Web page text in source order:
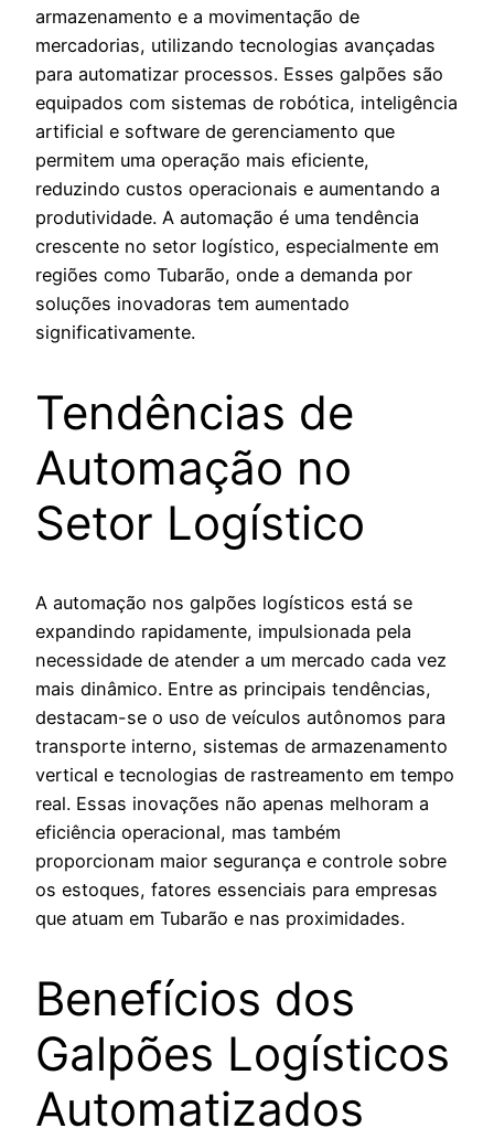
armazenamento e a movimentação de
mercadorias, utilizando tecnologias avançadas
para automatizar processos. Esses galpões são
equipados com sistemas de robótica, inteligência
artificial e software de gerenciamento que
permitem uma operação mais eficiente,
reduzindo custos operacionais e aumentando a
produtividade. A automação é uma tendência
crescente no setor logístico, especialmente em
regiões como Tubarão, onde a demanda por
soluções inovadoras tem aumentado
significativamente.
Tendências de
Automação no
Setor Logístico
A automação nos galpões logísticos está se
expandindo rapidamente, impulsionada pela
necessidade de atender a um mercado cada vez
mais dinâmico. Entre as principais tendências,
destacam-se o uso de veículos autônomos para
transporte interno, sistemas de armazenamento
vertical e tecnologias de rastreamento em tempo
real. Essas inovações não apenas melhoram a
eficiência operacional, mas também
proporcionam maior segurança e controle sobre
os estoques, fatores essenciais para empresas
que atuam em Tubarão e nas proximidades.
Benefícios dos
Galpões Logísticos
Automatizados